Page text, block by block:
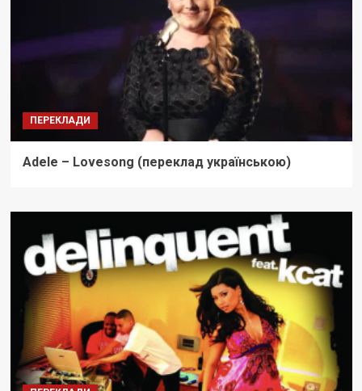
ПЕРЕКЛАДИ
Adele – Lovesong (переклад українською)